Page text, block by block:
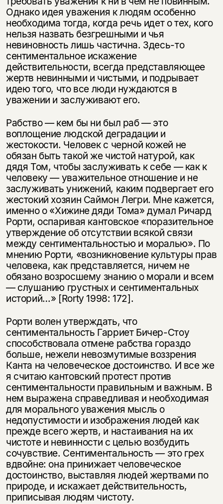
Однако идея уважения к людям особенно
необходима тогда, когда речь идет о тех, кого
нельзя назвать безгрешными и чья
невиновность лишь частична. Здесь-то
сентиментальное искажение
действительности, всегда представляющее
жертв невинными и чистыми, и подрывает
идею того, что все люди нуждаются в
уважении и заслуживают его.
Рабство — кем бы ни был раб — это
воплощение людской деградации и
жестокости. Человек с черной кожей не
обязан быть такой же чистой натурой, как
дядя Том, чтобы заслуживать к себе — как к
человеку — уважительное отношение и не
заслуживать унижений, каким подвергает его
жестокий хозяин Саймон Легри. Мне кажется,
именно о «Хижине дяди Тома» думал Ричард
Рорти, оспаривая кантовское «поразительное
утверждение об отсутствии всякой связи
между сентиментальностью и моралью». По
мнению Рорти, «возникновение культуры прав
человека, как представляется, ничем не
обязано возросшему знанию о морали и всем
— слушанию грустных и сентиментальных
историй…» [Rorty 1998: 172].
Рорти волен утверждать, что
сентиментальность Гарриет Бичер-Стоу
способствовала отмене рабства гораздо
больше, нежели невозмутимые воззрения
Канта на человеческое достоинство. И все же
я считаю кантовский протест против
сентиментальности правильным и важным. В
нем выражена справедливая и необходимая
для морального уважения мысль о
недопустимости и изображения людей как
прежде всего жертв, и настаивания на их
чистоте и невинности с целью возбудить
сочувствие. Сентиментальность — это грех
вдвойне: она принижает человеческое
достоинство, выставляя людей жертвами по
природе, и искажает действительность,
приписывая людям чистоту.